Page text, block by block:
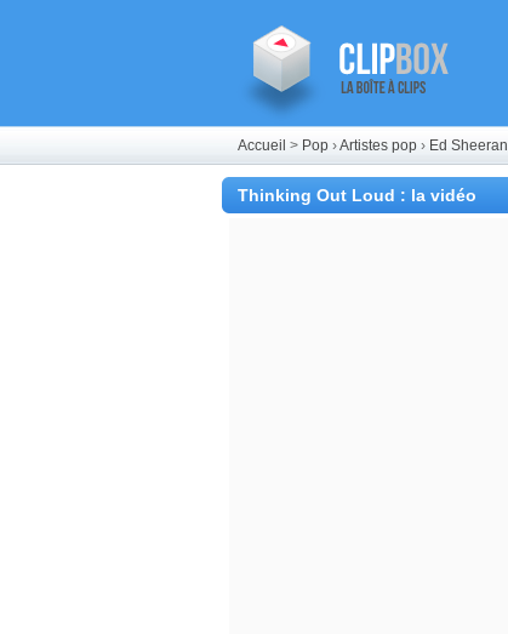
Accueil > Pop ›Artistes pop › Ed Sheeran
Thinking Out Loud : la vidéo